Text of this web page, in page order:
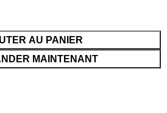
AU PANIER
MAINTENANT